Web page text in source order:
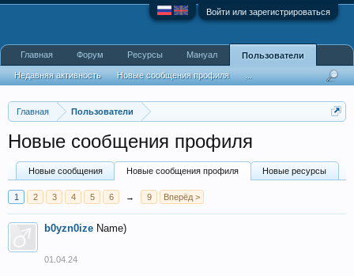
Войти или зарегистрироваться
Главная Пользователи
Новые сообщения профиля
Новые сообщения Новые сообщения профиля Новые ресурсы
1 2 3 4 5 6 → 9 Вперёд >
b0yzn0ize Name)
01.04.24
Главная Форум Ресурсы Мануал Пользователи
Недавняя активность Новые сообщения профиля